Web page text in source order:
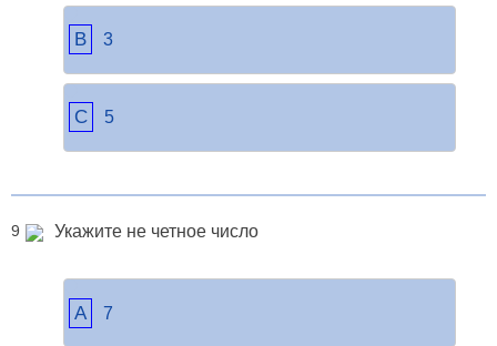
B 3
C 5
9 Укажите не четное число
A 7